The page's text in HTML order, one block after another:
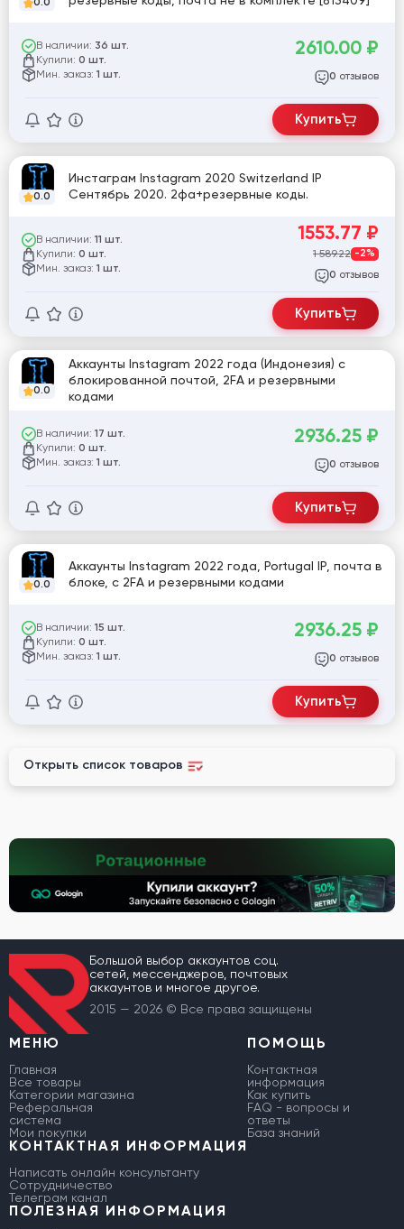
0.0
В наличии: 36 шт.
Купили: 0 шт.
Мин. заказ: 1 шт.
2610.00 ₽
0 отзывов
Купить
0.0
Инстаграм Instagram 2020 Switzerland IP
Сентябрь 2020. 2фа+резервные коды.
В наличии: 11 шт.
Купили: 0 шт.
Мин. заказ: 1 шт.
1553.77 ₽
1 589.22 -2%
0 отзывов
Купить
0.0
Аккаунты Instagram 2022 года (Индонезия) с
блокированной почтой, 2FA и резервными
кодами
В наличии: 17 шт.
Купили: 0 шт.
Мин. заказ: 1 шт.
2936.25 ₽
0 отзывов
Купить
0.0
Аккаунты Instagram 2022 года, Portugal IP, почта в
блоке, с 2FA и резервными кодами
В наличии: 15 шт.
Купили: 0 шт.
Мин. заказ: 1 шт.
2936.25 ₽
0 отзывов
Купить
Открыть список товаров
Большой выбор аккаунтов соц.
сетей, мессенджеров, почтовых
аккаунтов и многое другое.
2015 — 2026 © Все права защищены
МЕНЮ
Главная
Все товары
Категории магазина
Реферальная
система
Мои покупки
ПОМОЩЬ
Контактная
информация
Как купить
FAQ - вопросы и
ответы
База знаний
КОНТАКТНАЯ ИНФОРМАЦИЯ
Написать онлайн консультанту
Сотрудничество
Телеграм канал
ПОЛЕЗНАЯ ИНФОРМАЦИЯ